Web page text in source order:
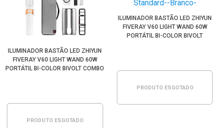
ILUMINADOR BASTÃO LED ZHIYUN
FIVERAY V60 LIGHT WAND 60W
PORTÁTIL BI-COLOR BIVOLT COMBO
PRODUTO ESGOTADO
ILUMINADOR BASTÃO LED ZHIYUN
FIVERAY V60 LIGHT WAND 60W
PORTÁTIL BI-COLOR BIVOLT
PRODUTO ESGOTADO